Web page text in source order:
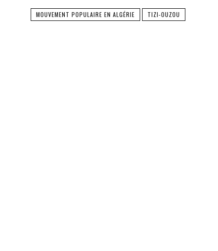
MOUVEMENT POPULAIRE EN ALGÉRIE TIZI-OUZOU